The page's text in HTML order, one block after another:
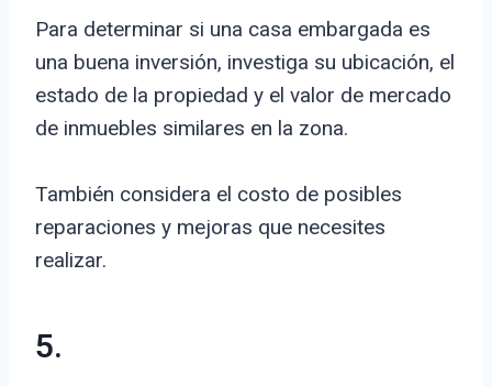
Para determinar si una casa embargada es
una buena inversión, investiga su ubicación, el
estado de la propiedad y el valor de mercado
de inmuebles similares en la zona.
También considera el costo de posibles
reparaciones y mejoras que necesites
realizar.
5.